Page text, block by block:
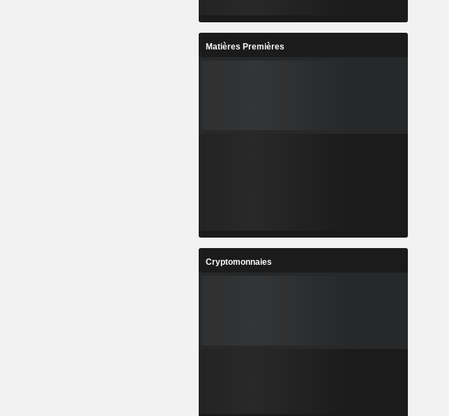
Matières Premières
Cryptomonnaies